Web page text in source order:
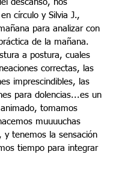
descanso, nos
círculo y Silvia J.,
para analizar con
de la mañana.
a postura, cuales
correctas, las
imprescindibles, las
para dolencias...es un
tomamos
muuuuchas
y tenemos la sensación
tiempo para integrar